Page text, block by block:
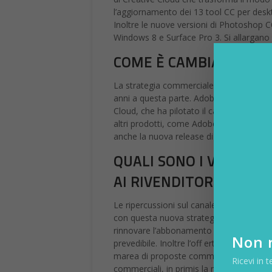
l’aggiornamento dei 13 tool CC per
Inoltre le nuove versioni di Photoshop
Windows 8 e Surface Pro 3. Si
COME È CAMBIATA
La strategia commerciale Adobe e in
anni a questa parte. Adobe sta
Cloud, che ha pilotato il cambiamento
altri prodotti, come Adobe Acrobat Pro
anche la nuova release di Creative
QUALI SONO I
AI RIVENDITORI?
Le ripercussioni sul canale di vendita
con questa nuova strategia
rinnovare l’abbonamento e instaurare
prevedibile. Inoltre l’off erta risulta
marea di proposte commerciali diverse
commerciali, in primis la marginalità sulle
Non
Ricevi in